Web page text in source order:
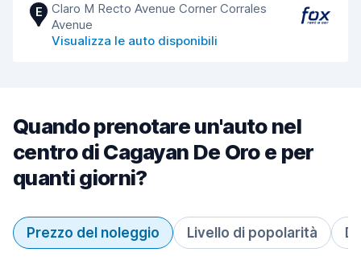
E
Claro M Recto Avenue Corner Corrales
Avenue
Visualizza le auto disponibili
Quando prenotare un'auto nel
centro di Cagayan De Oro e per
quanti giorni?
Prezzo del noleggio Livello di popolarità